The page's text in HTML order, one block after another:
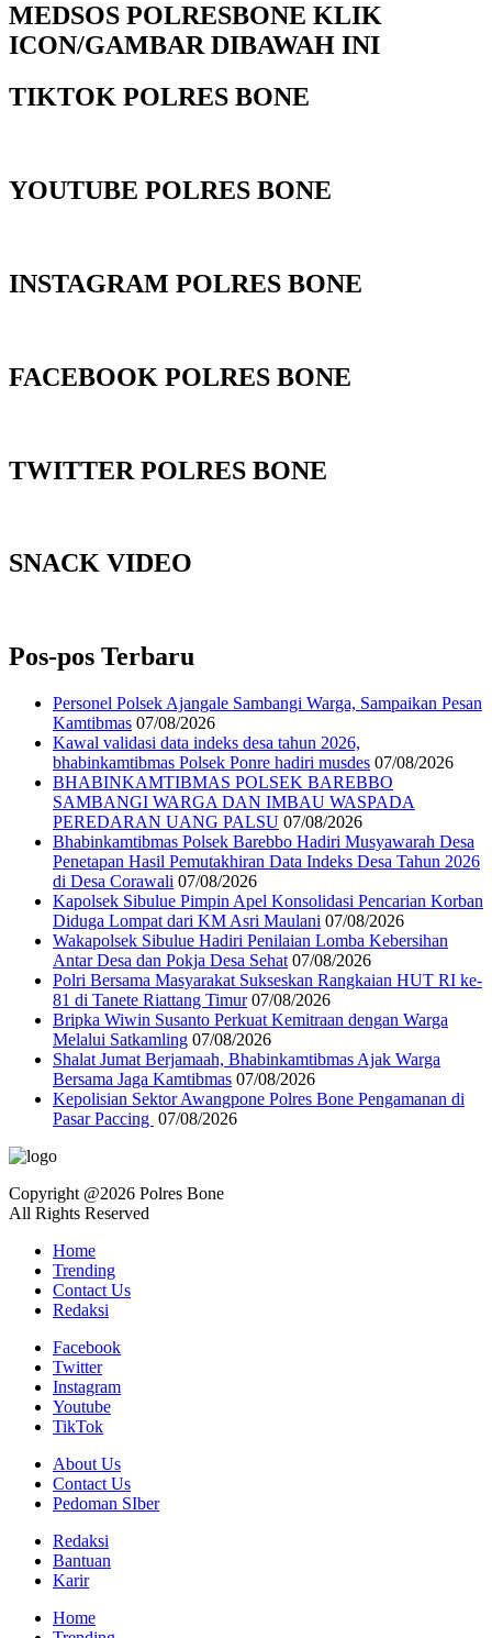
MEDSOS POLRESBONE KLIK
ICON/GAMBAR DIBAWAH INI
TIKTOK POLRES BONE
YOUTUBE POLRES BONE
INSTAGRAM POLRES BONE
FACEBOOK POLRES BONE
TWITTER POLRES BONE
SNACK VIDEO
Pos-pos Terbaru
Personel Polsek Ajangale Sambangi Warga, Sampaikan Pesan
Kamtibmas 07/08/2026
Kawal validasi data indeks desa tahun 2026,
bhabinkamtibmas Polsek Ponre hadiri musdes 07/08/2026
BHABINKAMTIBMAS POLSEK BAREBBO
SAMBANGI WARGA DAN IMBAU WASPADA
PEREDARAN UANG PALSU 07/08/2026
Bhabinkamtibmas Polsek Barebbo Hadiri Musyawarah Desa
Penetapan Hasil Pemutakhiran Data Indeks Desa Tahun 2026
di Desa Corawali 07/08/2026
Kapolsek Sibulue Pimpin Apel Konsolidasi Pencarian Korban
Diduga Lompat dari KM Asri Maulani 07/08/2026
Wakapolsek Sibulue Hadiri Penilaian Lomba Kebersihan
Antar Desa dan Pokja Desa Sehat 07/08/2026
Polri Bersama Masyarakat Sukseskan Rangkaian HUT RI ke-
81 di Tanete Riattang Timur 07/08/2026
Bripka Wiwin Susanto Perkuat Kemitraan dengan Warga
Melalui Satkamling 07/08/2026
Shalat Jumat Berjamaah, Bhabinkamtibmas Ajak Warga
Bersama Jaga Kamtibmas 07/08/2026
Kepolisian Sektor Awangpone Polres Bone Pengamanan di
Pasar Paccing ‎ 07/08/2026
Copyright @2026 Polres Bone
All Rights Reserved
Home
Trending
Contact Us
Redaksi
Facebook
Twitter
Instagram
Youtube
TikTok
About Us
Contact Us
Pedoman SIber
Redaksi
Bantuan
Karir
Home